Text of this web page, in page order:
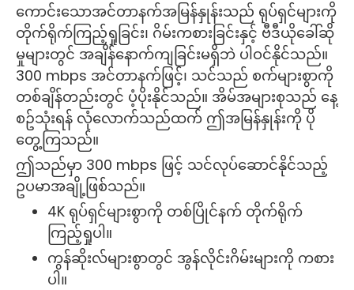
ကောင်းသောအင်တာနက်အမြန်နှုန်းသည် ရုပ်ရှင်များကို
တိုက်ရိုက်ကြည့်ရှုခြင်း၊ ဂိမ်းကစားခြင်းနှင့် ဗီဒီယိုခေါ်ဆို
မှုများတွင် အချိန်နောက်ကျခြင်းမရှိဘဲ ပါဝင်နိုင်သည်။
300 mbps အင်တာနက်ဖြင့်၊ သင်သည် စက်များစွာကို
တစ်ချိန်တည်းတွင် ပံ့ပိုးနိုင်သည်။ အိမ်အများစုသည် နေ့
စဥ်သုံးရန် လုံလောက်သည်ထက် ဤအမြန်နှုန်းကို ပို
တွေ့ကြသည်။
ဤသည်မှာ 300 mbps ဖြင့် သင်လုပ်ဆောင်နိုင်သည့်
ဥပမာအချို့ဖြစ်သည်။
4K ရုပ်ရှင်များစွာကို တစ်ပြိုင်နက် တိုက်ရိုက်
ကြည့်ရှုပါ။
ကွန်ဆိုးလ်များစွာတွင် အွန်လိုင်းဂိမ်းများကို ကစား
ပါ။